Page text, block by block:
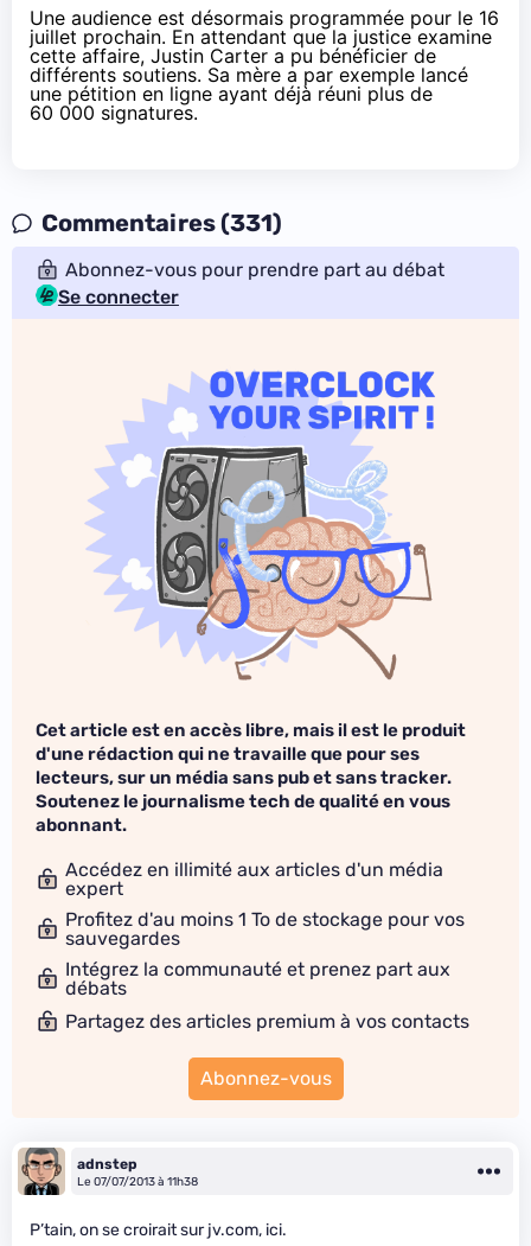
Une audience est désormais programmée pour le 16
juillet prochain. En attendant que la justice examine
cette affaire, Justin Carter a pu bénéficier de
différents soutiens. Sa mère a par exemple lancé
une pétition en ligne ayant déjà réuni plus de
60 000 signatures.
Commentaires (331)
Abonnez-vous pour prendre part au débat
Se connecter
Cet article est en accès libre, mais il est le produit
d'une rédaction qui ne travaille que pour ses
lecteurs, sur un média sans pub et sans tracker.
Soutenez le journalisme tech de qualité en vous
abonnant.
Accédez en illimité aux articles d'un média
expert
Profitez d'au moins 1 To de stockage pour vos
sauvegardes
Intégrez la communauté et prenez part aux
débats
Partagez des articles premium à vos contacts
Abonnez-vous
adnstep
Le 07/07/2013 à 11h38
P’tain, on se croirait sur jv.com, ici.